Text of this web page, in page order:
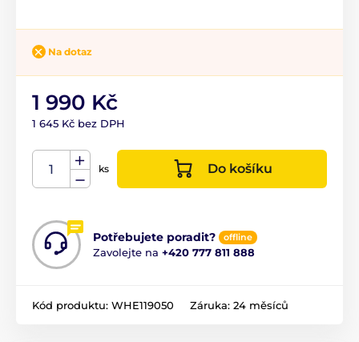
Na dotaz
1 990 Kč
1 645 Kč bez DPH
ks Do košíku
Potřebujete poradit? offline
Zavolejte na +420 777 811 888
Kód produktu: WHE119050 Záruka: 24 měsíců